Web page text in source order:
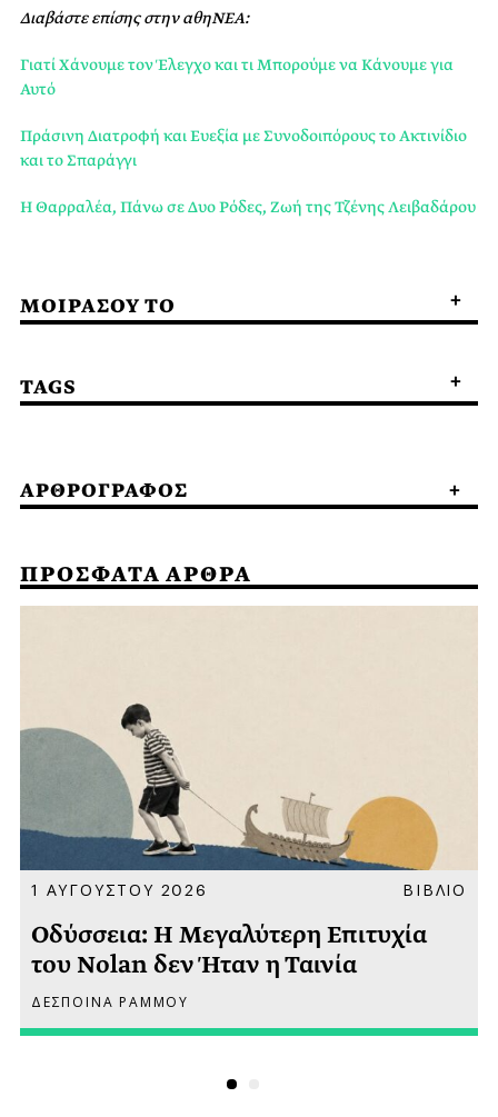
Διαβάστε επίσης στην αθηΝΕΑ:
Γιατί Χάνουμε τον Έλεγχο και τι Μπορούμε να Κάνουμε για
Αυτό
Πράσινη Διατροφή και Ευεξία με Συνοδοιπόρους το Ακτινίδιο
και το Σπαράγγι
Η Θαρραλέα, Πάνω σε Δυο Ρόδες, Ζωή της Τζένης Λειβαδάρου
ΜΟΙΡΑΣΟΥ ΤΟ
TAGS
ΑΡΘΡΟΓΡΑΦΟΣ
ΠΡΟΣΦΑΤΑ ΑΡΘΡΑ
1 ΑΥΓΟΥΣΤΟΥ 2026 ΒΙΒΛΙΟ
Οδύσσεια: Η Μεγαλύτερη Επιτυχία
του Nolan δεν Ήταν η Ταινία
ΔΕΣΠΟΙΝΑ ΡΑΜΜΟΥ